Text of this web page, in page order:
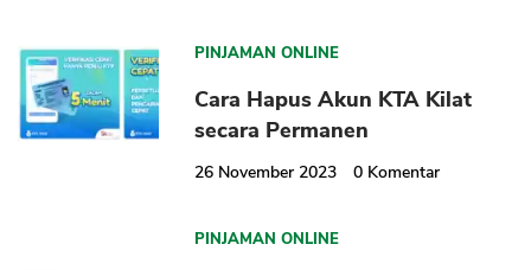
PINJAMAN ONLINE
Cara Hapus Akun KTA Kilat
secara Permanen
26 November 2023 0 Komentar
PINJAMAN ONLINE